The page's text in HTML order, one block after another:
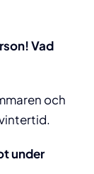
Vad
och
under